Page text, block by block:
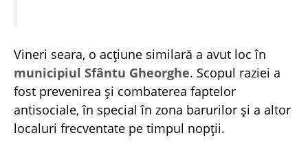
Vineri seara, o acțiune similară a avut loc în
municipiul Sfântu Gheorghe. Scopul raziei a
fost prevenirea și combaterea faptelor
antisociale, în special în zona barurilor și a altor
localuri frecventate pe timpul nopții.